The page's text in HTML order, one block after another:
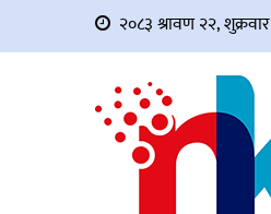
२०८३ श्रावण २२, शुक्रवार